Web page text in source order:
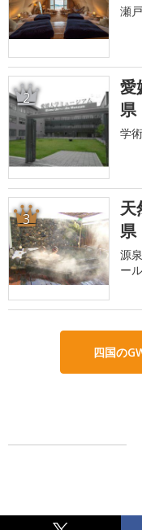
瀬
2
愛
県
学
3
天
県
源
ー
四国の